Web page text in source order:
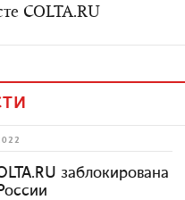
COLTA.RU
заблокирована